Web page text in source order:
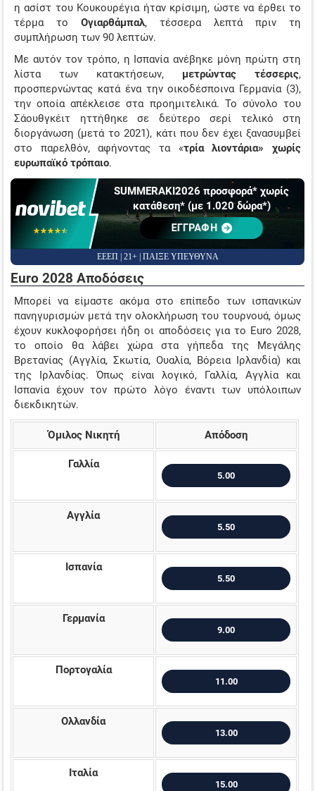
η ασίστ του Κουκουρέγια ήταν κρίσιμη, ώστε να έρθει το
τέρμα το Ογιαρθάμπαλ, τέσσερα λεπτά πριν τη
συμπλήρωση των 90 λεπτών.
Με αυτόν τον τρόπο, η Ισπανία ανέβηκε μόνη πρώτη στη
λίστα των κατακτήσεων, μετρώντας τέσσερις,
προσπερνώντας κατά ένα την οικοδέσποινα Γερμανία (3),
την οποία απέκλεισε στα προημιτελικά. Το σύνολο του
Σάουθγκέιτ ηττήθηκε σε δεύτερο σερί τελικό στη
διοργάνωση (μετά το 2021), κάτι που δεν έχει ξανασυμβεί
στο παρελθόν, αφήνοντας τα «τρία λιοντάρια» χωρίς
ευρωπαϊκό τρόπαιο.
☆☆☆☆☆
★★★★★
SUMMERAKI2026 προσφορά* χωρίς
κατάθεση* (με 1.020 δώρα*)
ΕΓΓΡΑΦΗ
ΕΕΕΠ | 21+ | ΠΑΙΞΕ ΥΠΕΥΘΥΝΑ
Euro 2028 Αποδόσεις
Μπορεί να είμαστε ακόμα στο επίπεδο των ισπανικών
πανηγυρισμών μετά την ολοκλήρωση του τουρνουά, όμως
έχουν κυκλοφορήσει ήδη οι αποδόσεις για το Euro 2028,
το οποίο θα λάβει χώρα στα γήπεδα της Μεγάλης
Βρετανίας (Αγγλία, Σκωτία, Ουαλία, Βόρεια Ιρλανδία) και
της Ιρλανδίας. Όπως είναι λογικό, Γαλλία, Αγγλία και
Ισπανία έχουν τον πρώτο λόγο έναντι των υπόλοιπων
διεκδικητών.
Όμιλος Νικητή Απόδοση
Γαλλία
5.00
Αγγλία
5.50
Ισπανία
5.50
Γερμανία
9.00
Πορτογαλία
11.00
Ολλανδία
13.00
Ιταλία
15.00